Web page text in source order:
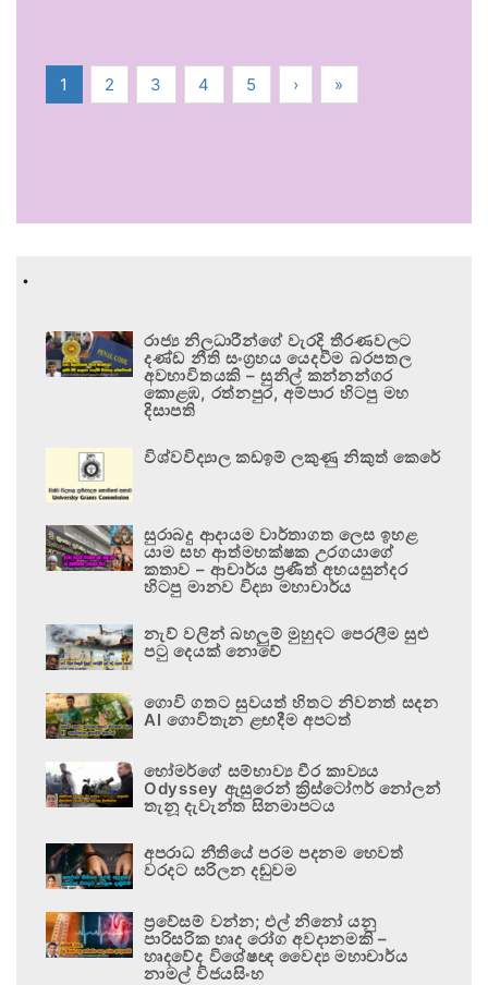
1 2 3 4 5 › »
.
රාජ්‍ය නිලධාරීන්ගේ වැරදි තීරණවලට
දණ්ඩ නීති සංග්‍රහය යෙදවීම බරපතල
අවභාවිතයකි – සුනිල් කන්නන්ගර
කොළඹ, රත්නපුර, අම්පාර හිටපු මහ
දිසාපති
විශ්වවිද්‍යාල කඩඉම් ලකුණු නිකුත් කෙරේ
සුරාබදු ආදායම වාර්තාගත ලෙස ඉහළ
යාම සහ ආත්මභක්ෂක උරගයාගේ
කතාව – ආචාර්ය ප්‍රණීත් අභයසුන්දර
හිටපු මානව විද්‍යා මහාචාර්ය
නැව් වලින් බහලුම් මුහුදට පෙරලීම සුළු
පටු දෙයක් නොවේ
ගොවි ගතට සුවයත් හිතට නිවනත් සදන
AI ගොවිතැන ළඟදීම අපටත්
හෝමර්ගේ සම්භාව්‍ය වීර කාව්‍යය
Odyssey ඇසුරෙන් ක්‍රිස්ටෝෆර් නෝලන්
තැනූ දැවැන්ත සිනමාපටය
අපරාධ නීතියේ පරම පදනම හෙවත්
වරදට සරිලන දඬුවම
ප්‍රවේසම් වන්න; එල් නිනෝ යනු
පාරිසරික හෘද රෝග අවදානමකි –
හෘදවේද විශේෂඥ වෛද්‍ය මහාචාර්ය
නාමල් විජයසිංහ